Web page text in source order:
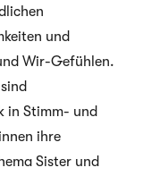
und
Wir-Gefühlen.
in Stimm- und
ihre
Sister und